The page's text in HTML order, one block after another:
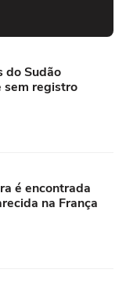
do Sudão
sem registro
é encontrada
na França